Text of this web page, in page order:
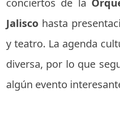
conciertos de la
Jalisco hasta
y teatro. La agenda
diversa, por lo que
algún evento